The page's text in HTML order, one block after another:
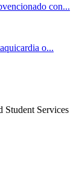
con...
o...
Student Services